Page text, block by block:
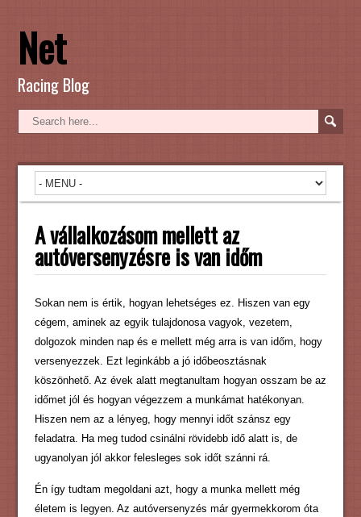
Net
Racing Blog
A vállalkozásom mellett az
autóversenyzésre is van időm
Sokan nem is értik, hogyan lehetséges ez. Hiszen van egy
cégem, aminek az egyik tulajdonosa vagyok, vezetem,
dolgozok minden nap és e mellett még arra is van időm, hogy
versenyezzek. Ezt leginkább a jó időbeosztásnak
köszönhető. Az évek alatt megtanultam hogyan osszam be az
időmet jól és hogyan végezzem a munkámat hatékonyan.
Hiszen nem az a lényeg, hogy mennyi időt szánsz egy
feladatra. Ha meg tudod csinálni rövidebb idő alatt is, de
ugyanolyan jól akkor felesleges sok időt szánni rá.
Én így tudtam megoldani azt, hogy a munka mellett még
életem is legyen. Az autóversenyzés már gyermekkorom óta